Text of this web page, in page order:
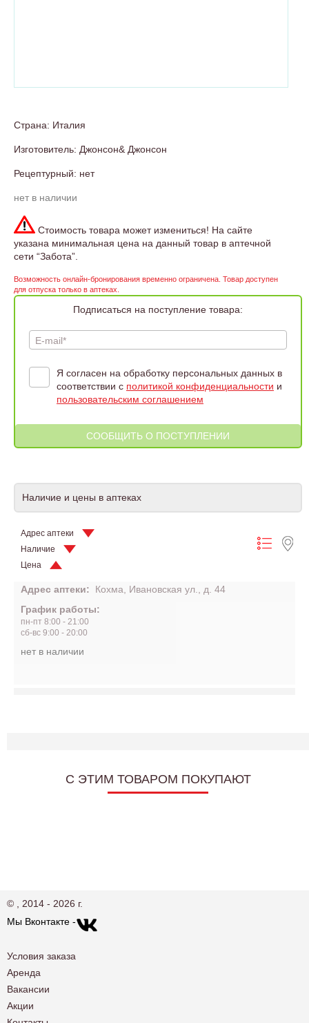
Страна: Италия
Изготовитель: Джонсон& Джонсон
Рецептурный: нет
нет в наличии
Стоимость товара может измениться! На сайте
указана минимальная цена на данный товар в аптечной
сети “Забота”.
Возможность онлайн-бронирования временно ограничена. Товар доступен
для отпуска только в аптеках.
Подписаться на поступление товара:
E-mail*
Я согласен на обработку персональных данных в
соответствии с политикой конфиденциальности и
пользовательским соглашением
Наличие и цены в аптеках
Адрес аптеки
Наличие
Цена
Адрес аптеки:
Кохма, Ивановская ул., д. 44
График работы:
пн-пт 8:00 - 21:00
сб-вс 9:00 - 20:00
нет в наличии
C ЭТИМ ТОВАРОМ ПОКУПАЮТ
© , 2014 - 2026 г.
Мы Вконтакте -
Условия заказа
Аренда
Вакансии
Акции